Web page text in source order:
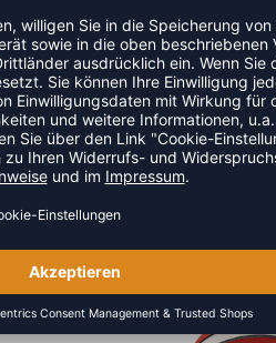
ANGESEHEN
-32%